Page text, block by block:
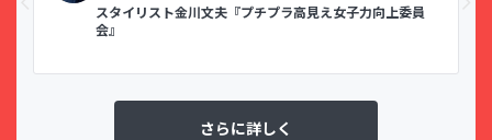
スタイリスト金川文夫『プチプラ高見え女子力向上委員
会』
さらに詳しく